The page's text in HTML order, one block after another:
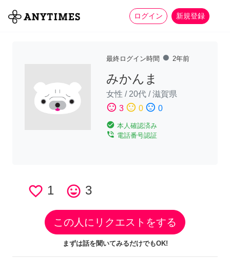
ログイン 新規登録
全て 家事 more_horiz
最終ログイン時間 fiber_manual_record 2年前
みかんま
女性 / 20代 /滋賀県
sentiment_satisfied 3 sentiment_neutral 0 sentiment_dissatisfied 0
check_circle 本人確認済み
phone_in_talk 電話番号認証
favorite_border 1 tag_faces 3
この人にリクエストをする
まずは話を聞いてみるだけでもOK!